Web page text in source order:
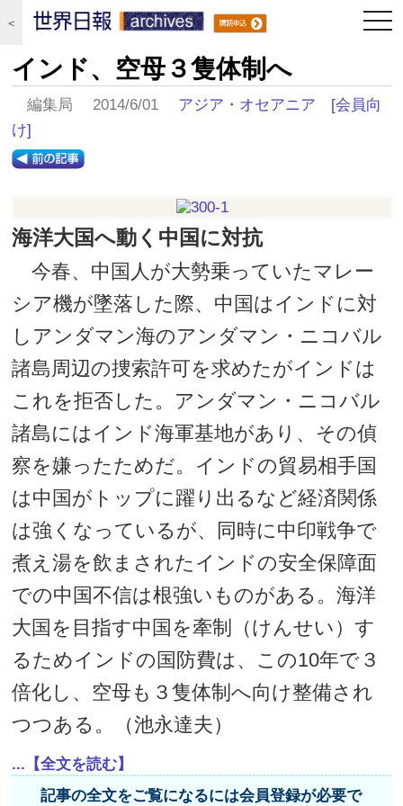
＜
インド、空母３隻体制へ
編集局 2014/6/01 アジア・オセアニア
[会員向
け]
海洋大国へ動く中国に対抗
今春、中国人が大勢乗っていたマレー
シア機が墜落した際、中国はインドに対
しアンダマン海のアンダマン・ニコバル
諸島周辺の捜索許可を求めたがインドは
これを拒否した。アンダマン・ニコバル
諸島にはインド海軍基地があり、その偵
察を嫌ったためだ。インドの貿易相手国
は中国がトップに躍り出るなど経済関係
は強くなっているが、同時に中印戦争で
煮え湯を飲まされたインドの安全保障面
での中国不信は根強いものがある。海洋
大国を目指す中国を牽制（けんせい）す
るためインドの国防費は、この10年で３
倍化し、空母も３隻体制へ向け整備され
つつある。（池永達夫）
...【全文を読む】
記事の全文をご覧になるには会員登録が必要で